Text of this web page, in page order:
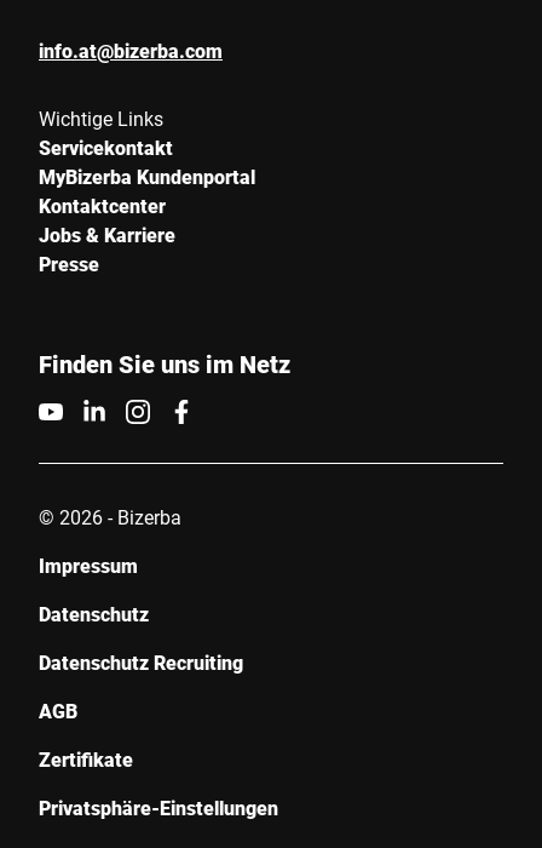
info.at@bizerba.com
Wichtige Links
Servicekontakt
MyBizerba Kundenportal
Kontaktcenter
Jobs & Karriere
Presse
Finden Sie uns im Netz
© 2026 - Bizerba
Impressum
Datenschutz
Datenschutz Recruiting
AGB
Zertifikate
Privatsphäre-Einstellungen